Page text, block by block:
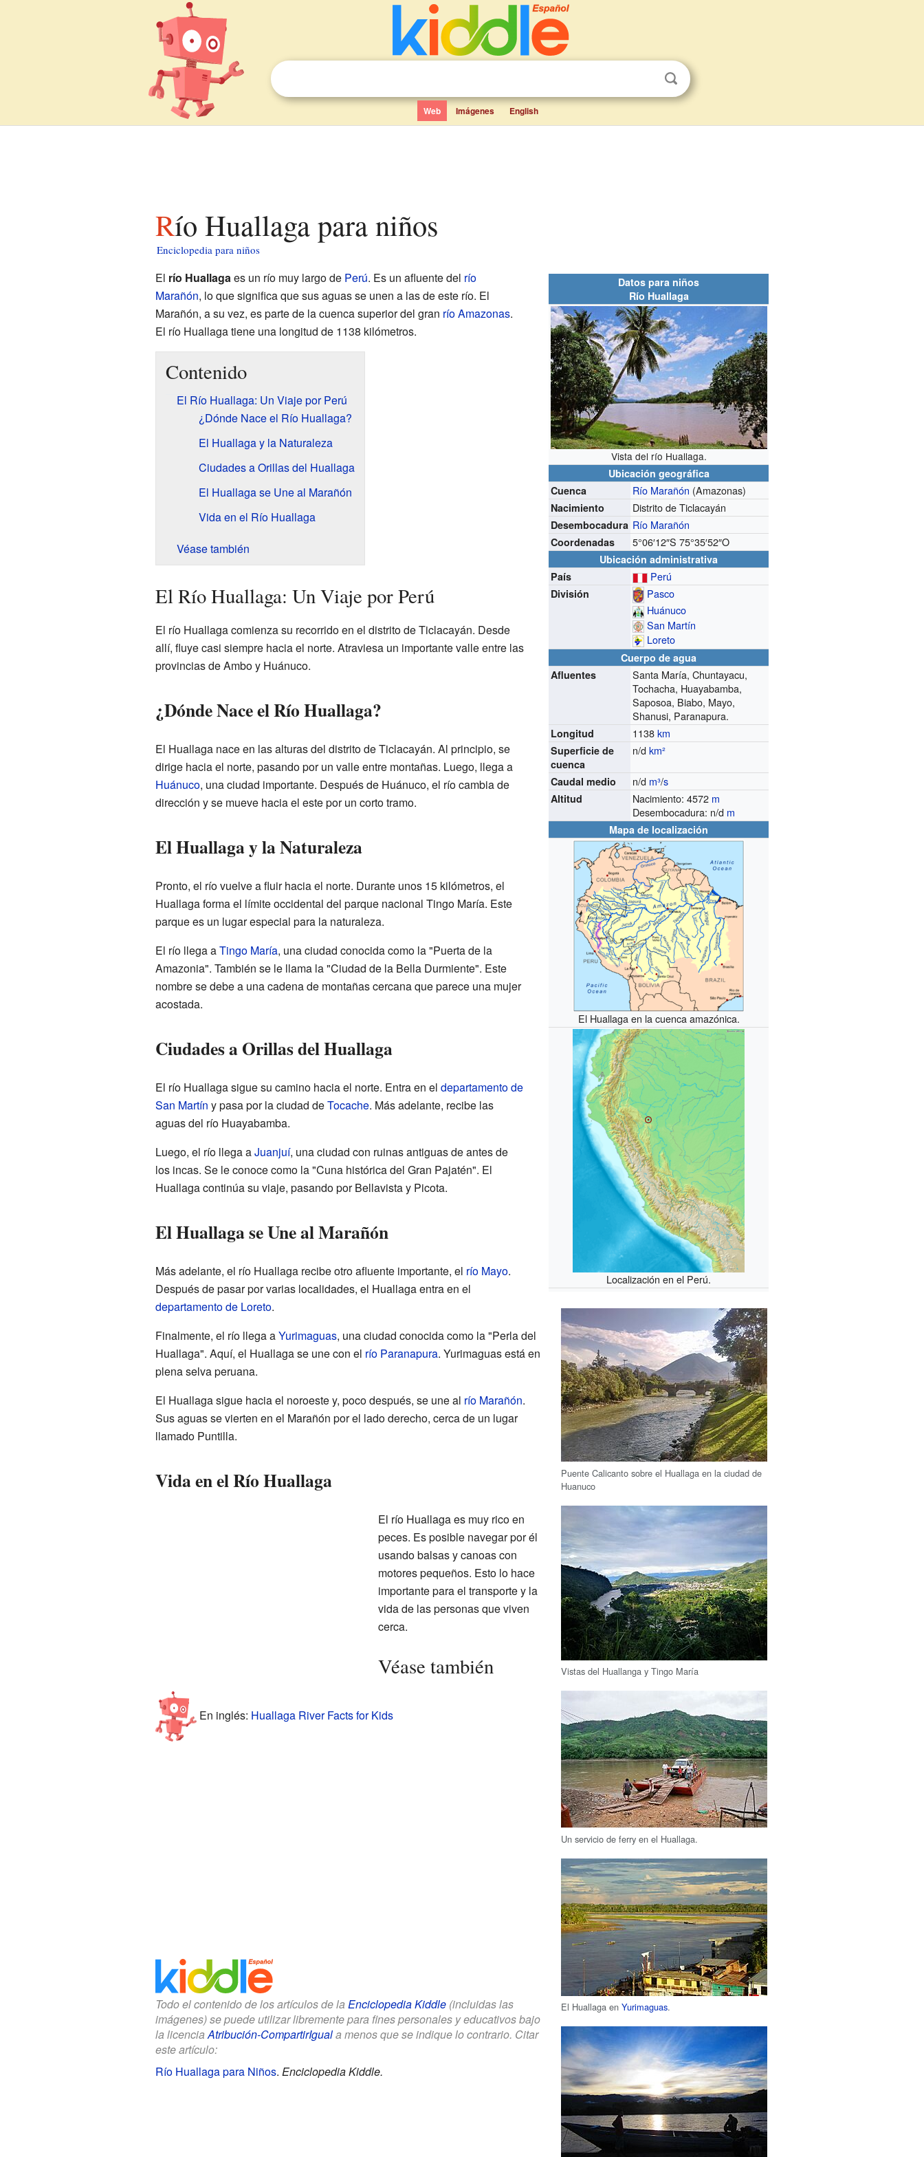
Web Imágenes English
Río Huallaga para niños
Enciclopedia para niños
Datos para niños
Río Huallaga
Vista del río Huallaga.
Ubicación geográfica
Cuenca
Río Marañón (Amazonas)
Nacimiento Distrito de Ticlacayán
Desembocadura Río Marañón
Coordenadas 5°06′12″S 75°35′52″O
Ubicación administrativa
País
Perú
División
Pasco
Huánuco
San Martín
Loreto
Cuerpo de agua
Afluentes
Santa María, Chuntayacu,
Tochacha, Huayabamba,
Saposoa, Biabo, Mayo,
Shanusi, Paranapura.
Longitud 1138km
Superficie de
cuenca
n/dkm²
Caudal medio n/d m³/s
Altitud Nacimiento: 4572 m
Desembocadura: n/d m
Mapa de localización
El Huallaga en la cuenca amazónica.
Localización en el Perú.
El río Huallagaes un río muy largo de Perú. Es un afluente del río
Marañón, lo que significa que sus aguas se unen a las de este río. El
Marañón, a su vez, es parte de la cuenca superior del gran río Amazonas.
El río Huallaga tiene una longitud de 1138 kilómetros.
Contenido
El Río Huallaga: Un Viaje por Perú
¿Dónde Nace el Río Huallaga?
El Huallaga y la Naturaleza
Ciudades a Orillas del Huallaga
El Huallaga se Une al Marañón
Vida en el Río Huallaga
Véase también
El Río Huallaga: Un Viaje por Perú
Puente Calicanto sobre el Huallaga en la ciudad de
Huanuco
Vistas del Huallanga y Tingo María
El río Huallaga comienza su recorrido en el distrito de Ticlacayán. Desde
allí, fluye casi siempre hacia el norte. Atraviesa un importante valle entre las
provincias de Ambo y Huánuco.
¿Dónde Nace el Río Huallaga?
El Huallaga nace en las alturas del distrito de Ticlacayán. Al principio, se
dirige hacia el norte, pasando por un valle entre montañas. Luego, llega a
Huánuco, una ciudad importante. Después de Huánuco, el río cambia de
dirección y se mueve hacia el este por un corto tramo.
El Huallaga y la Naturaleza
Pronto, el río vuelve a fluir hacia el norte. Durante unos 15 kilómetros, el
Huallaga forma el límite occidental del parque nacional Tingo María. Este
parque es un lugar especial para la naturaleza.
El río llega aTingo María, una ciudad conocida como la "Puerta de la
Amazonia". También se le llama la "Ciudad de la Bella Durmiente". Este
nombre se debe a una cadena de montañas cercana que parece una mujer
acostada.
Ciudades a Orillas del Huallaga
El río Huallaga sigue su camino hacia el norte. Entra en el departamento de
San Martín y pasa por la ciudad deTocache. Más adelante, recibe las
aguas del río Huayabamba.
Luego, el río llega aJuanjuí, una ciudad con ruinas antiguas de antes de
los incas. Se le conoce como la "Cuna histórica del Gran Pajatén". El
Huallaga continúa su viaje, pasando por Bellavista y Picota.
El Huallaga se Une al Marañón
Más adelante, el río Huallaga recibe otro afluente importante, el río Mayo.
Después de pasar por varias localidades, el Huallaga entra en el
departamento de Loreto.
Un servicio de ferry en el Huallaga.
El Huallaga enYurimaguas.
Finalmente, el río llega aYurimaguas, una ciudad conocida como la "Perla del
Huallaga". Aquí, el Huallaga se une con el río Paranapura. Yurimaguas está en
plena selva peruana.
El Huallaga sigue hacia el noroeste y, poco después, se une al río Marañón.
Sus aguas se vierten en el Marañón por el lado derecho, cerca de un lugar
llamado Puntilla.
Vida en el Río Huallaga
El río Huallaga es muy rico en
peces. Es posible navegar por él
usando balsas y canoas con
motores pequeños. Esto lo hace
importante para el transporte y la
vida de las personas que viven
cerca.
Véase también
En inglés: Huallaga River Facts for Kids
Todo el contenido de los artículos de la Enciclopedia Kiddle(incluidas las
imágenes) se puede utilizar libremente para fines personales y educativos bajo
la licenciaAtribución-CompartirIguala menos que se indique lo contrario. Citar
este artículo:
Río Huallaga para Niños. Enciclopedia Kiddle.